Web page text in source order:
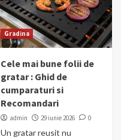
Gradina
Cele mai bune folii de
gratar : Ghid de
cumparaturi si
Recomandari
admin 29 iunie 2026 0
Un gratar reusit nu